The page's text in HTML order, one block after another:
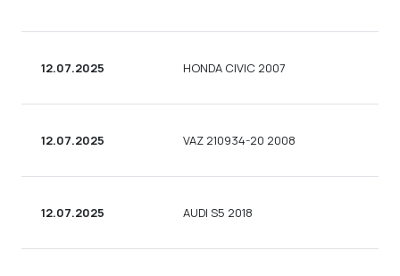
12.07.2025 HONDA CIVIC 2007
12.07.2025 VAZ 210934-20 2008
12.07.2025 AUDI S5 2018